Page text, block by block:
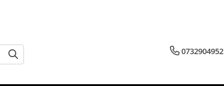
0732904952